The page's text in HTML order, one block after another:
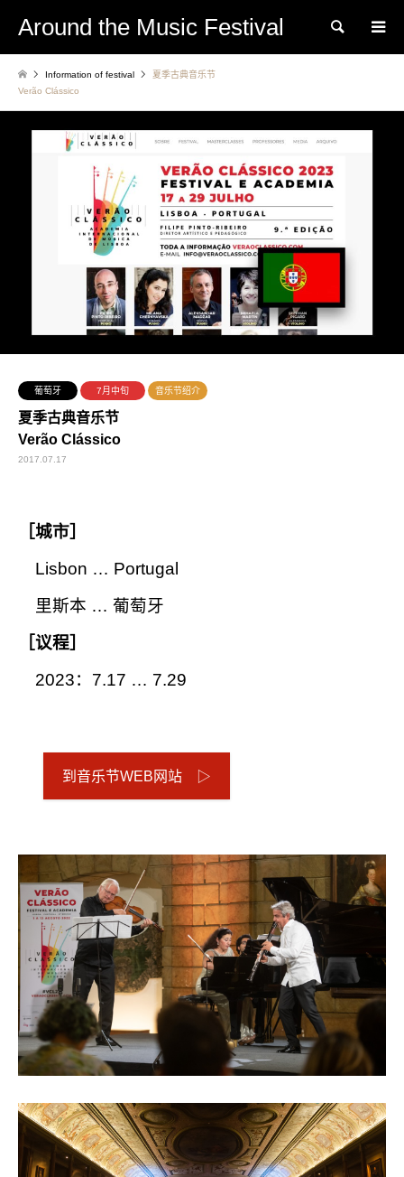
Around the Music Festival Search
Information of festival
夏季古典音乐节
Verão Clássico
葡萄牙 7月中旬 音乐节绍介
夏季古典音乐节
Verão Clássico
2017.07.17
［城市］
Lisbon … Portugal
里斯本 … 葡萄牙
［议程］
2023：7.17 … 7.29
到音乐节WEB网站 ▷